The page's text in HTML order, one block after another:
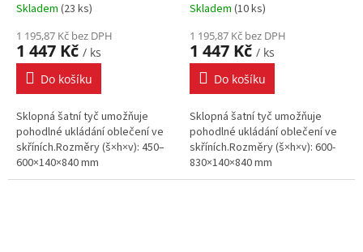
Skladem (23 ks)
1 195,87 Kč bez DPH
1 447 Kč / ks
Do košíku
Sklopná šatní tyč umožňuje
pohodlné ukládání oblečení ve
skříních.Rozměry (š×h×v): 450–
600×140×840 mm
Skladem (10 ks)
1 195,87 Kč bez DPH
1 447 Kč / ks
Do košíku
Sklopná šatní tyč umožňuje
pohodlné ukládání oblečení ve
skříních.Rozměry (š×h×v): 600-
830×140×840 mm